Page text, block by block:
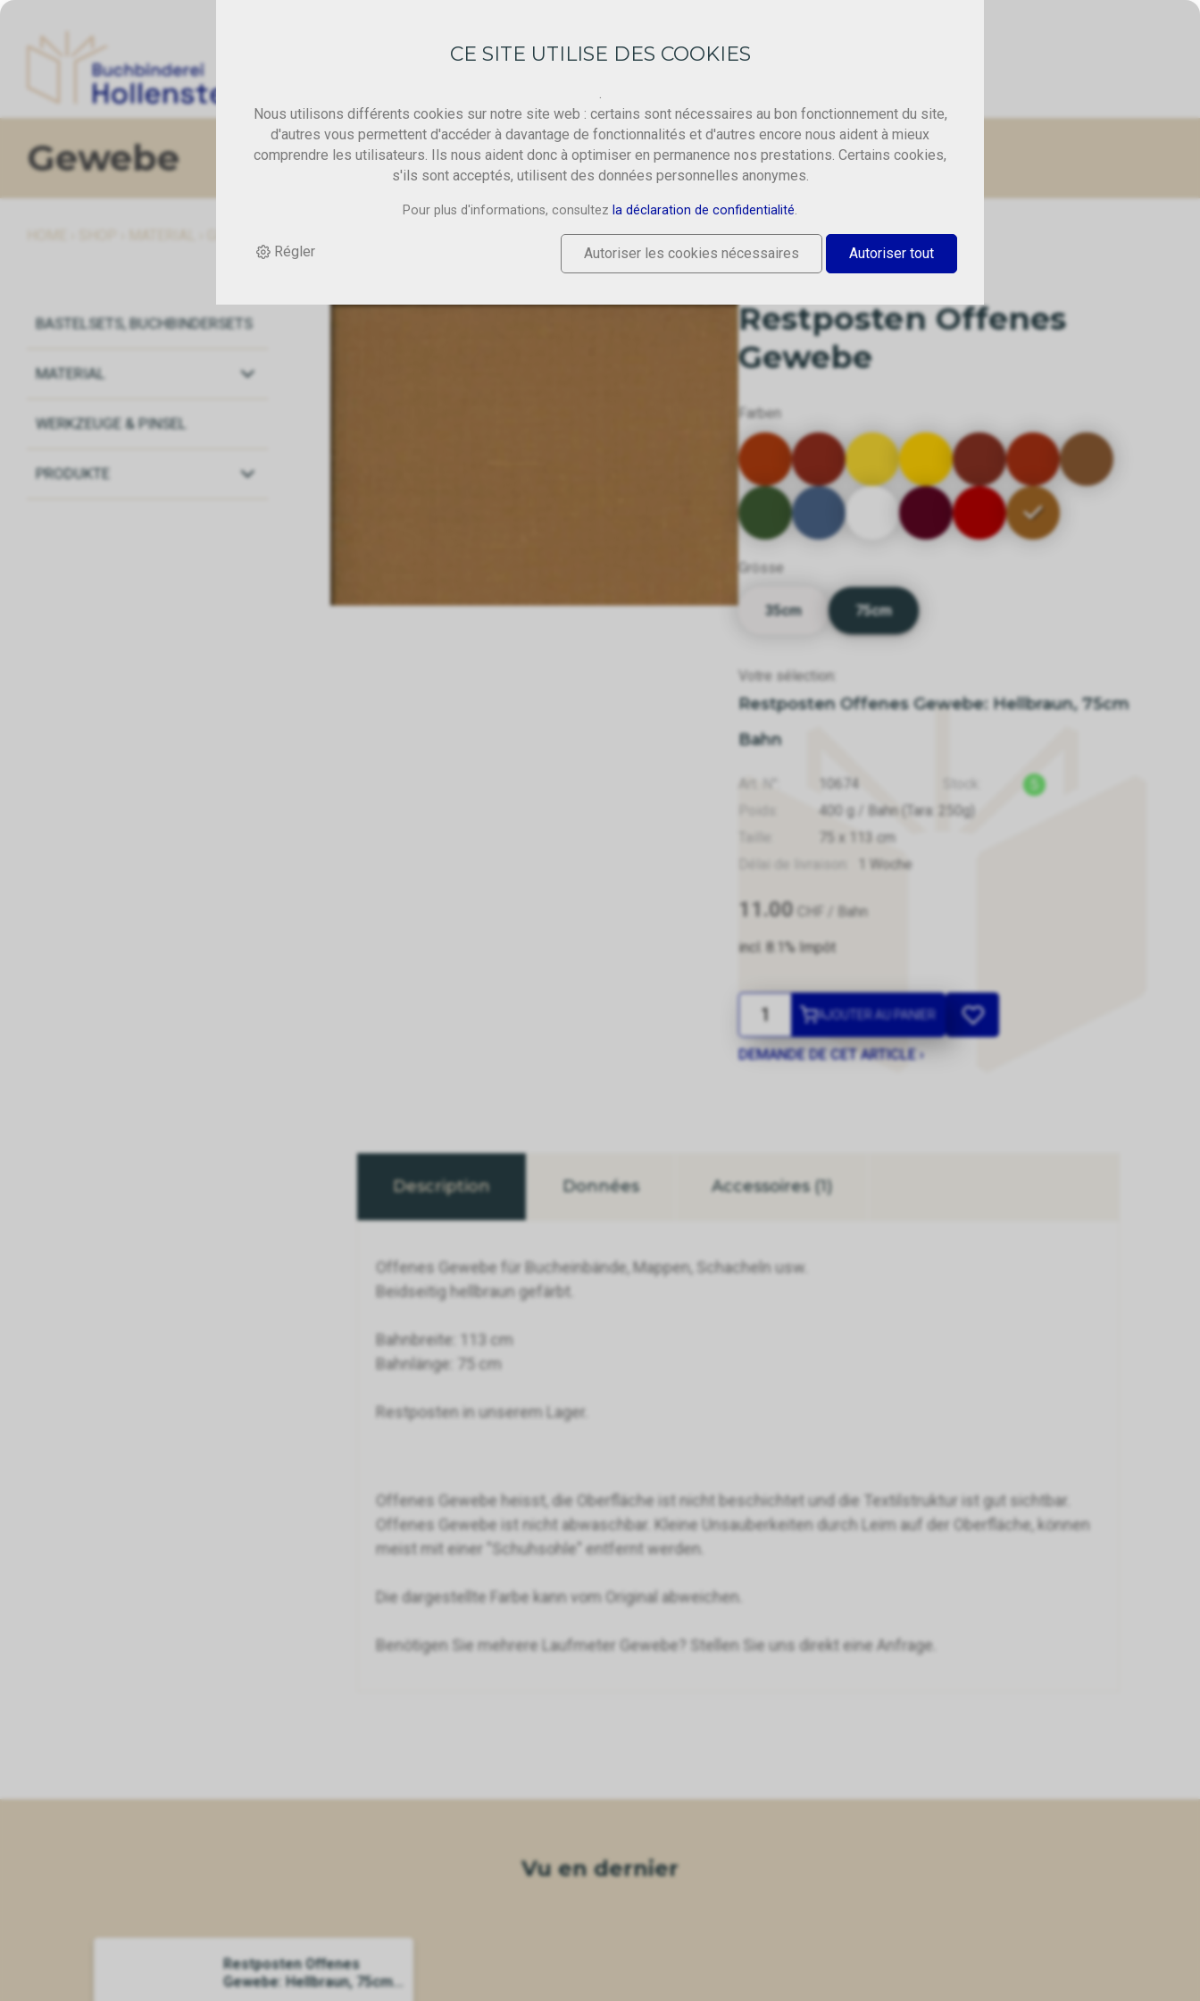
Gewebe
RESTPOSTEN OFFENES GEWEBE: HELLBRAUN, 75CM BAHN
BASTELSETS, BUCHBINDERSETS
MATERIAL
WERKZEUGE & PINSEL
PRODUKTE
Restposten Offenes
Gewebe
Farben
Grösse
35cm 75cm
Votre sélection:
Restposten Offenes Gewebe: Hellbraun, 75cm
Bahn
10674
400 g / Bahn (Tara: 250g)
75 x
cm
1 Woche
11.00 CHF / Bahn
incl. 8.1% Impôt
AJOUTER AU PANIER
DEMANDE DE CET ARTICLE ›
Description Données Accessoires (1)
Offenes Gewebe für Bucheinbände, Mappen, Schacheln usw.
Beidseitig hellbraun gefärbt.
Bahnbreite: 113 cm
Bahnlänge: 75 cm
Restposten in unserem Lager.
Offenes Gewebe heisst, die Oberfläche ist nicht beschichtet und die Textilstruktur ist gut sichtbar.
Offenes Gewebe ist nicht abwaschbar. Kleine Unsauberkeiten durch Leim auf der Oberfläche, können
meist mit einer "Schuhsohle" entfernt werden.
Die dargestellte Farbe kann vom Original abweichen.
Benötigen Sie mehrere Laufmeter Gewebe? Stellen Sie uns direkt eine Anfrage.
Vu en dernier
Restposten Offenes
Gewebe: Hellbraun, 75cm
CE SITE UTILISE DES COOKIES
.
Nous utilisons différents cookies sur notre site web : certains sont nécessaires au bon fonctionnement du site,
d'autres vous permettent d'accéder à davantage de fonctionnalités et d'autres encore nous aident à mieux
comprendre les utilisateurs. Ils nous aident donc à optimiser en permanence nos prestations. Certains cookies,
s'ils sont acceptés, utilisent des données personnelles anonymes.
Pour plus d'informations, consultez la déclaration de confidentialité.
Régler Autoriser les cookies nécessaires Autoriser tout